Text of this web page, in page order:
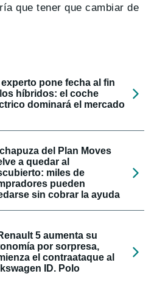
que tener que cambiar de
experto pone fecha al fin
híbridos: el coche
dominará el mercado
del Plan Moves
a quedar al
miles de
pueden
sin cobrar la ayuda
5 aumenta su
por sorpresa,
el contraataque al
ID. Polo